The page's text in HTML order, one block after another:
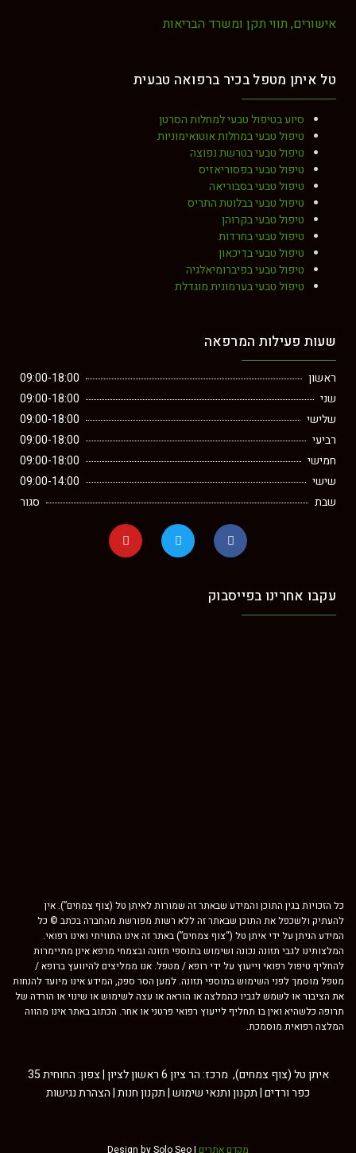
אישורים, תווי תקן ומשרד הבריאות
טל איתן מטפל בכיר ברפואה טבעית
סיוע בטיפול טבעי למחלות הסרטן
טיפול טבעי במחלות אוטואימוניות
טיפול טבעי בטרשת נפוצה
טיפול טבעי בפסוריאזיס
טיפול טבעי בסבוריאה
טיפול טבעי בבלוטת התריס
טיפול טבעי בקרוהן
טיפול טבעי בחרדות
טיפול טבעי בדיכאון
טיפול טבעי בפיברומיאלגיה
טיפול טבעי בערמונית מוגדלת
שעות פעילות המרפאה
ראשון
09:00-18:00
שני
09:00-18:00
שלישי
09:00-18:00
רביעי
09:00-18:00
חמישי
09:00-18:00
שישי
09:00-14:00
שבת
סגור
עקבו אחרינו בפייסבוק
כל הזכויות בגין התוכן והמידע שבאתר זה שמורות לאיתן טל (צוף צמחים”). אין
להעתיק ולשכפל את התוכן שבאתר זה ללא רשות מפורשת מהחברה בכתב © כל
המידע הניתן על ידי איתן טל (“צוף צמחים”) באתר זה אינו התוויתי ואינו רפואי.
המלצותינו לגבי תזונה נכונה ושימוש בתוספי תזונה ובצמחי מרפא אינן מתיימרות
להחליף טיפול רפואי וייעוץ על ידי רופא / מטפל. אנו ממליצים להיוועץ ברופא /
מטפל מוסמך לפני השימוש בתוספי תזונה. למען הסר ספק, המידע אינו מיועד להנחות
את הציבור או לשמש לגביו כהמלצה או הוראה או עצה לשימוש או שינוי או הורדה של
תרופה כלשהיא ואין בו תחליף לייעוץ רפואי פרטני או אחר. הכתוב באתר אינו מהווה
המלצה רפואית מוסמכת.
איתן טל (צוף צמחים), מרכז: הר ציון 6 ראשון לציון | צפון: החוחית 35
כפר ורדים |תקנון ותנאי שימוש|תקנון חנות|הצהרת נגישות
Design by Solo Seo | מקדם אתרים